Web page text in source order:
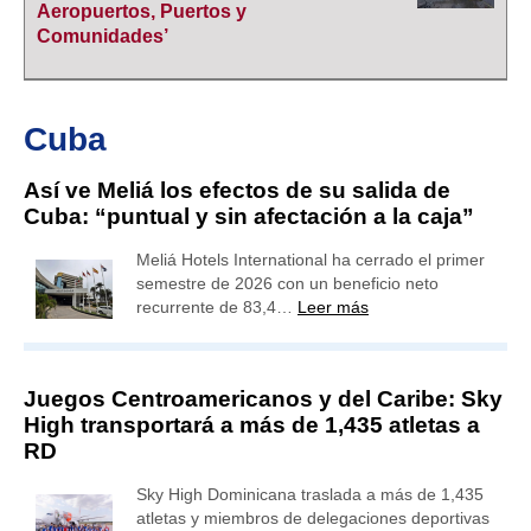
Aeropuertos, Puertos y
Comunidades’
Cuba
Así ve Meliá los efectos de su salida de
Cuba: “puntual y sin afectación a la caja”
Meliá Hotels International ha cerrado el primer
semestre de 2026 con un beneficio neto
recurrente de 83,4… Leer más
Juegos Centroamericanos y del Caribe: Sky
High transportará a más de 1,435 atletas a
RD
Sky High Dominicana traslada a más de 1,435
atletas y miembros de delegaciones deportivas